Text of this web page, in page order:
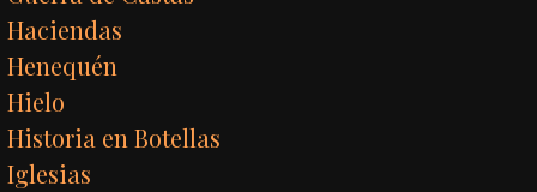
Haciendas
Henequén
Hielo
Historia en Botellas
Iglesias